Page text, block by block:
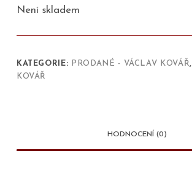
Není skladem
KATEGORIE: PRODANÉ - VÁCLAV KOVÁŘ,
KOVÁŘ
HODNOCENÍ (0)